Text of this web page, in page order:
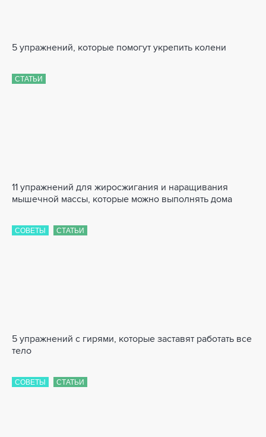
5 упражнений, которые помогут укрепить колени
СТАТЬИ
11 упражнений для жиросжигания и наращивания
мышечной массы, которые можно выполнять дома
СОВЕТЫ СТАТЬИ
5 упражнений с гирями, которые заставят работать все
тело
СОВЕТЫ СТАТЬИ